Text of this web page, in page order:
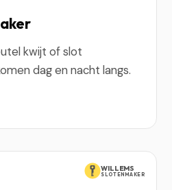
kwijt of slot
dag en nacht langs.
WILLEMS
SLOTENMAKER